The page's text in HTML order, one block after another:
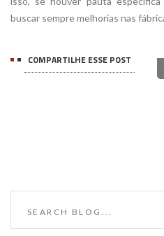
buscar sempre melhorias nas
COMPARTILHE ESSE POST